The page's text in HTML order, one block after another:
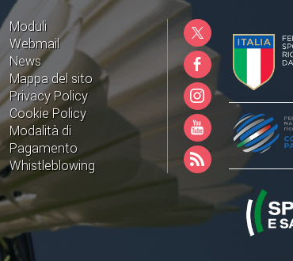
Moduli
Webmail
News
Mappa del sito
Privacy Policy
Cookie Policy
Modalità di
Pagamento
Whistleblowing